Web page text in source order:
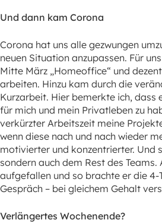
Und dann kam Corona
Corona hat uns alle gezwungen
neuen Situation anzupassen. Für
Mitte März „Homeoffice“ und
arbeiten. Hinzu kam durch die
Kurzarbeit. Hier bemerkte ich, dass
für mich und mein Privatleben zu
verkürzter Arbeitszeit meine
wenn diese nach und nach wieder
motivierter und konzentrierter. Und
sondern auch dem Rest des Teams.
aufgefallen und so brachte er die 4-
Gespräch – bei gleichem Gehalt
Verlängertes Wochenende?